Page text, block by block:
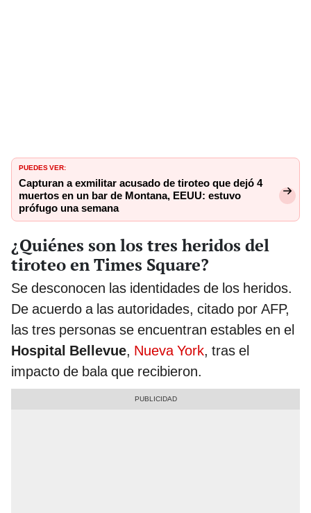
PUEDES VER:
Capturan a exmilitar acusado de tiroteo que dejó 4
muertos en un bar de Montana, EEUU: estuvo
prófugo una semana
¿Quiénes son los tres heridos del
tiroteo en Times Square?
Se desconocen las identidades de los heridos.
De acuerdo a las autoridades, citado por AFP,
las tres personas se encuentran estables en el
Hospital Bellevue, Nueva York, tras el
impacto de bala que recibieron.